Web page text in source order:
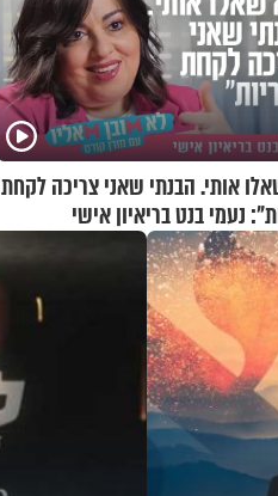
אותי. הבנתי שאני צריכה לקחת
נעמי בנט בריאיון אישי